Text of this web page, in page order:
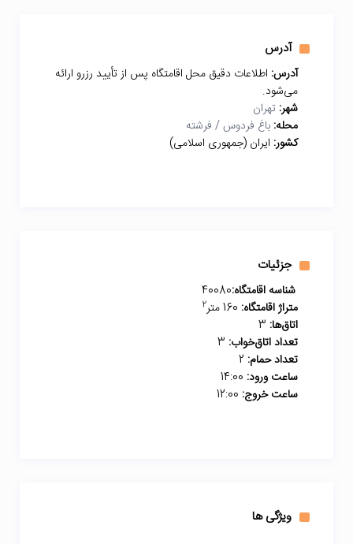
آدرس
آدرس: اطلاعات دقیق محل اقامتگاه پس از تأیید رزرو ارائه
می‌شود.
شهر: تهران
محله: باغ فردوس / فرشته
کشور: ایران (جمهوری اسلامی)
جزئیات
شناسه اقامتگاه:40080
متراژ اقامتگاه:
2
اتاق‌ها:
تعداد اتاق‌خواب:
تعداد حمام:
ساعت ورود:
ساعت خروج:
ویژگی ها